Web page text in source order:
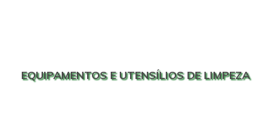
EQUIPAMENTOS E UTENSÍLIOS DE LIMPEZA